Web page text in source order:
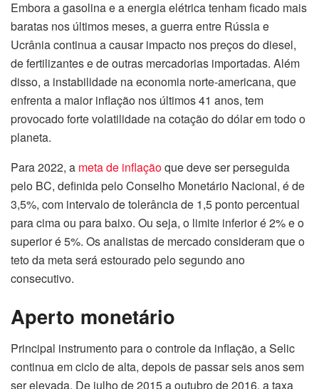
Embora a gasolina e a energia elétrica tenham ficado mais
baratas nos últimos meses, a guerra entre Rússia e
Ucrânia continua a causar impacto nos preços do diesel,
de fertilizantes e de outras mercadorias importadas. Além
disso, a instabilidade na economia norte-americana, que
enfrenta a maior inflação nos últimos 41 anos, tem
provocado forte volatilidade na cotação do dólar em todo o
planeta.
Para 2022, a meta de inflaçãoque deve ser perseguida
pelo BC, definida pelo Conselho Monetário Nacional, é de
3,5%, com intervalo de tolerância de 1,5 ponto percentual
para cima ou para baixo. Ou seja, o limite inferior é 2% e o
superior é 5%. Os analistas de mercado consideram que o
teto da meta será estourado pelo segundo ano
consecutivo.
Aperto monetário
Principal instrumento para o controle da inflação, a Selic
continua em ciclo de alta, depois de passar seis anos sem
ser elevada. De julho de 2015 a outubro de 2016, a taxa